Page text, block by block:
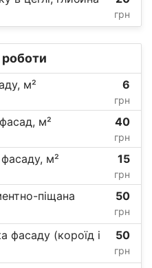
грн
роботи
м² 6
грн
м² 40
грн
м² 15
грн
піщана
50
грн
фасаду (короїд і
50
грн